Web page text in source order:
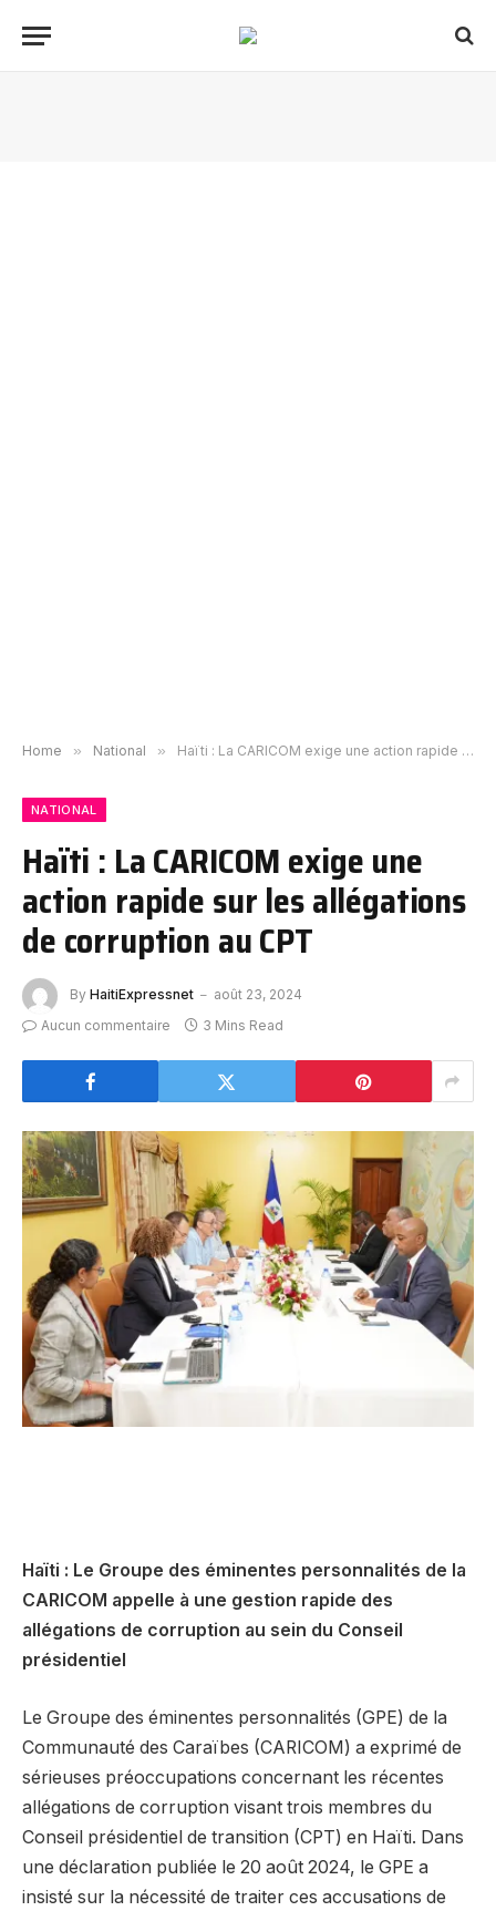
Home » National » Haïti : La CARICOM exige une action rapide sur les allégations de corruption au CPT
NATIONAL
Haïti : La CARICOM exige une
action rapide sur les allégations
de corruption au CPT
By HaitiExpressnet
août 23, 2024
Aucun commentaire
3 Mins Read
Haïti : Le Groupe des éminentes personnalités de la
CARICOM appelle à une gestion rapide des
allégations de corruption au sein du Conseil
présidentiel
Le Groupe des éminentes personnalités (GPE) de la
Communauté des Caraïbes (CARICOM) a exprimé de
sérieuses préoccupations concernant les récentes
allégations de corruption visant trois membres du
Conseil présidentiel de transition (CPT) en Haïti. Dans
une déclaration publiée le 20 août 2024, le GPE a
insisté sur la nécessité de traiter ces accusations de